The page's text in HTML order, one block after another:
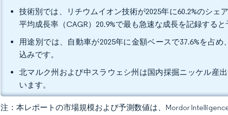
技術別では、リチウムイオン技術が2025年に60.2%のシ
平均成長率（CAGR）20.9%で最も急速な成長を記録すると
用途別では、自動車が2025年に金額ベースで37.6%を占
込みです。
北マルク州および中スラウェシ州は国内採掘ニッケル産
います。
注：本レポートの市場規模および予測数値は、Mordor